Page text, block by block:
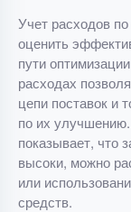
Учет расходов
оценить
пути
расходах
цепи поставок и
по их
показывает, что
высоки, можно
или
средств.